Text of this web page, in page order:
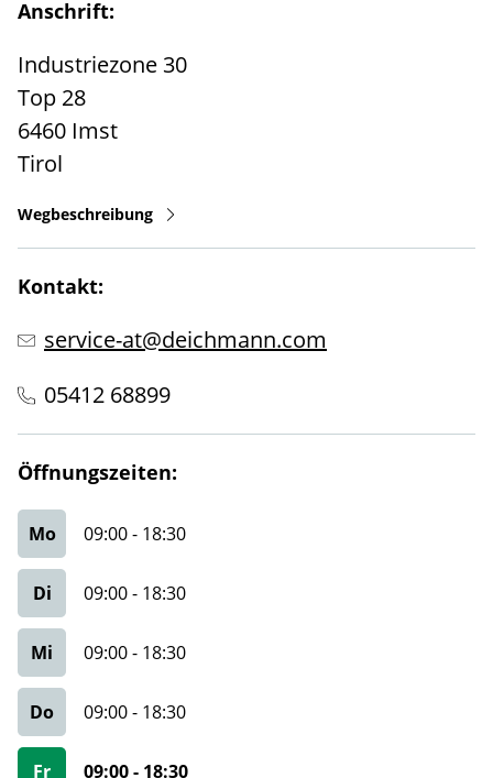
Anschrift:
Industriezone 30
Top 28
6460 Imst
Tirol
Wegbeschreibung
Kontakt:
service-at@deichmann.com
05412 68899
Öffnungszeiten:
Mo 09:00- 18:30
Di 09:00- 18:30
Mi 09:00- 18:30
Do 09:00- 18:30
Fr 09:00- 18:30